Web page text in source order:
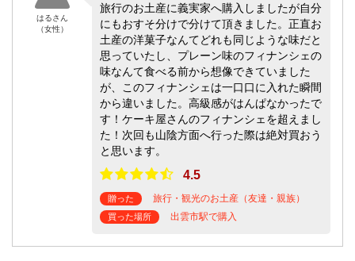
はるさん
（女性）
旅行のお土産に義実家へ購入しましたが自分
にもおすそ分けで分けて頂きました。正直お
土産の洋菓子なんてどれも同じような味だと
思っていたし、プレーン味のフィナンシェの
味なんて食べる前から想像できていました
が、このフィナンシェは一口口に入れた瞬間
から違いました。高級感がはんぱなかったで
す！ケーキ屋さんのフィナンシェを超えまし
た！次回も山陰方面へ行った際は絶対買おう
と思います。
4.5
贈った 旅行・観光のお土産（友達・親族）
買った場所 出雲市駅で購入